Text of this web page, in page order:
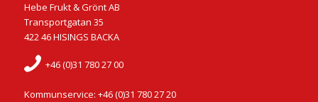
Hebe Frukt & Grönt AB
Transportgatan 35
422 46 HISINGS BACKA
+46 (0)31 780 27 00
Kommunservice: +46 (0)31 780 27 20